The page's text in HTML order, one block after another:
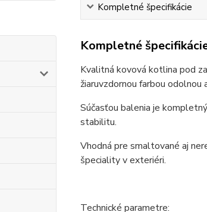
Kompletné špecifikácie
Kompletné
Kvalitná kovová kotlina pod
žiaruvzdornou farbou odolnou
Súčasťou balenia je
stabilitu.
Vhodná pre smaltované aj
špeciality v exteriéri.
Technické parametre: